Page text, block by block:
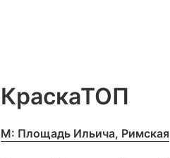
КраскаТОП
М: Площадь Ильича, Римская